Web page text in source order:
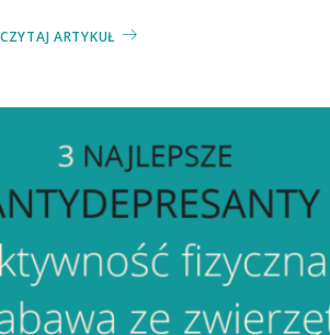
CZYTAJ ARTYKUŁ